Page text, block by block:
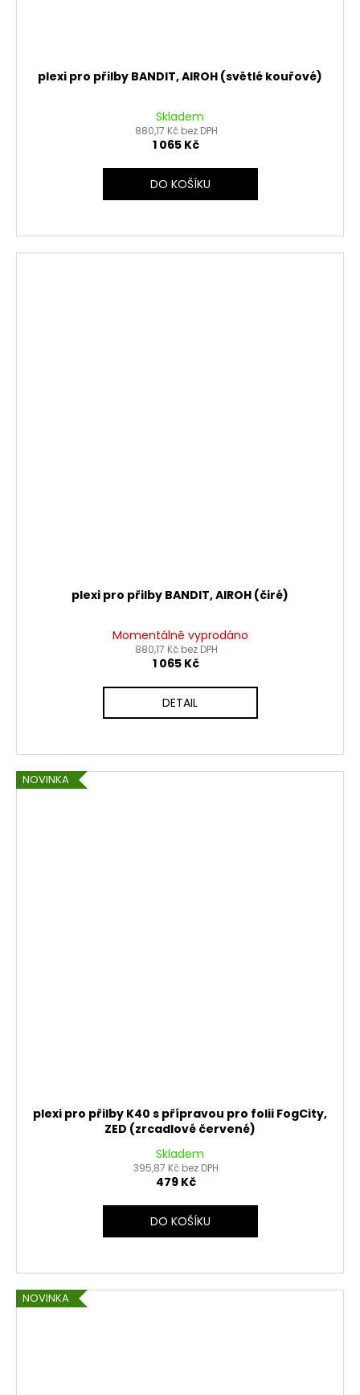
plexi pro přilby BANDIT, AIROH (světlé kouřové)
Skladem
880,17 Kč bez DPH
1 065 Kč
DO KOŠÍKU
plexi pro přilby BANDIT, AIROH (čiré)
Momentálně vyprodáno
880,17 Kč bez DPH
1 065 Kč
DETAIL
NOVINKA
plexi pro přilby K40 s přípravou pro folii FogCity,
ZED (zrcadlové červené)
Skladem
395,87 Kč bez DPH
479 Kč
DO KOŠÍKU
NOVINKA